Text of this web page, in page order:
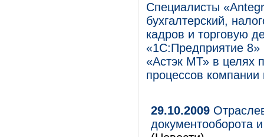
Специалисты
бухгалтерский,
кадров и торговую
«1С:Предприятие 8»
«Астэк МТ» в целях
процессов компании
29.10.2009
документооборота